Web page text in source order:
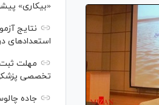
«بیکاری»
نتایج
استعدادهای
مهلت
تخصصی
جاده